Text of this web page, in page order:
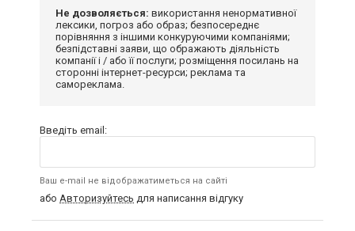
Не дозволяється: використання ненормативної
лексики, погроз або образ; безпосереднє
порівняння з іншими конкуруючими компаніями;
безпідставні заяви, що ображають діяльність
компанії і / або її послуги; розміщення посилань на
сторонні інтернет-ресурси; реклама та
самореклама.
Введіть email:
Ваш e-mail не відображатиметься на сайті
або Авторизуйтесь для написання відгуку